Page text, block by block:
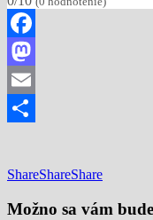
Facebook
Mastodon
Email
ShareShareShare
Možno sa vám